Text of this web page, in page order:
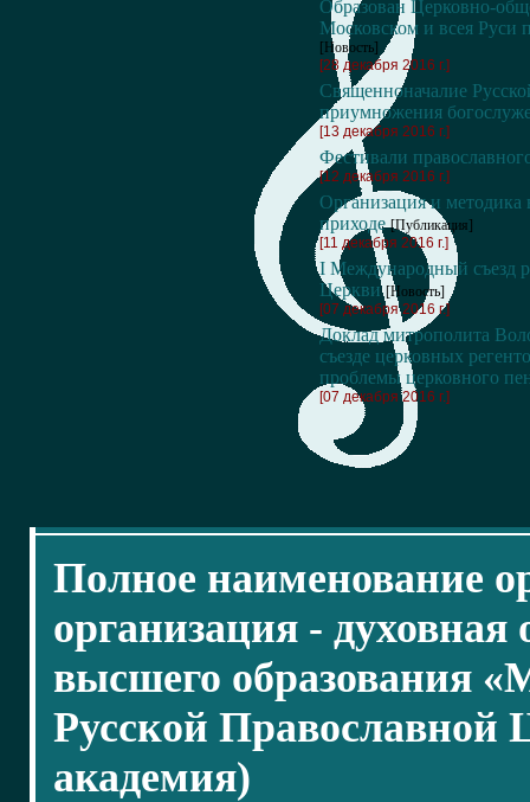
Образован Церковно-
Московском и всея Руси
[Новость]
[28 декабря 2016 г.]
Священноначалие
приумножения
[13 декабря 2016 г.]
Фестивали
[12 декабря 2016 г.]
Организация и методика
приходе [Публикация]
[11 декабря 2016 г.]
I Международный съезд
Церкви [Новость]
[07 декабря 2016 г.]
Доклад митрополита
съезде церковных
проблемы церковного
[07 декабря 2016 г.]
Полное наименование
организация - духовная
высшего образования
Русской Православной
академия)